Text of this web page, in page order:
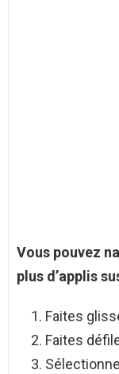
Vous pouvez
plus d’applis
Faites
Faites